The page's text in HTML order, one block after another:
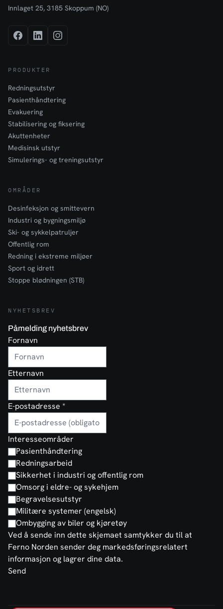
Innlaget 25, 3185 Skoppum (NO)
PRODUKTER
Redningsutstyr
Pasienthåndtering
Evakuering
Stabilisering og fiksering
Akuttenheter
Medisinsk utstyr
Simulerings- og treningsutstyr
OMRÅDER
Desinfeksjon og smittevern
Industri og bygningsmiljø
Ski- og sykkelpatruljer
Offentlig rom
Redning i ekstreme miljøer
Sport og idrett
Stoppe blødningen (STB)
NYHETSBREV
Påmelding nyhetsbrev
Fornavn
Etternavn
E-postadresse *
Interesseområder
Pasienthåndtering
Redningsarbeid
Sikkerhet i industri og offentlig rom
Omsorg i eldre- og sykehjem
Begravelsesutstyr
Militære systemer (engelsk)
Ombygging av biler og kjøretøy
Ved å sende inn dette skjemaet samtykker du til at
Ferno Norden sender deg markedsføringsrelatert
informasjon og lagrer dine data.
Send